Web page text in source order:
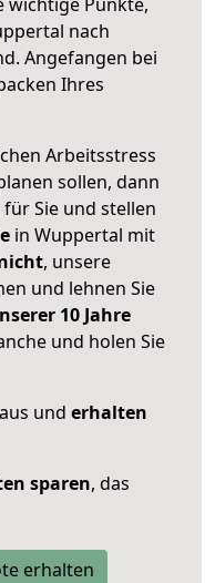
nach
Angefangen bei
Ihres
Arbeitsstress
sollen, dann
Sie und stellen
in Wuppertal mit
, unsere
und lehnen Sie
10 Jahre
und holen Sie
und erhalten
sparen, das
erhalten